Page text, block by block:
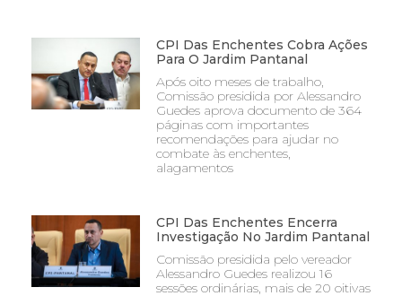
CPI Das Enchentes Cobra Ações
Para O Jardim Pantanal
Após oito meses de trabalho,
Comissão presidida por Alessandro
Guedes aprova documento de 364
páginas com importantes
recomendações para ajudar no
combate às enchentes,
alagamentos
CPI Das Enchentes Encerra
Investigação No Jardim Pantanal
Comissão presidida pelo vereador
Alessandro Guedes realizou 16
sessões ordinárias, mais de 20 oitivas